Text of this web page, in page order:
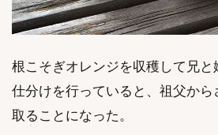
根こそぎオレンジを収穫して兄と
仕分けを行っていると、祖父か
取ることになった。